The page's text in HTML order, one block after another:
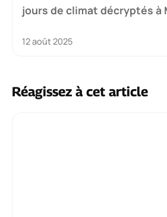
jours de climat décryptés à
12 août 2025
Réagissez à cet article